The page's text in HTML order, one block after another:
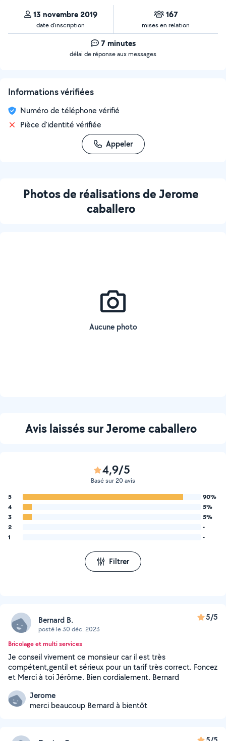
13 novembre 2019
date d’inscription
167
mises en relation
7 minutes
délai de réponse aux messages
Informations vérifiées
Numéro de téléphone vérifié
Pièce d'identité vérifiée
Appeler
Photos de réalisations de Jerome
caballero
Aucune photo
Avis laissés sur Jerome caballero
4,9/5
Basé sur 20 avis
5
90%
4
5%
3
5%
2
-
1
-
Filtrer
Bernard B.
posté le 30 déc. 2023
5/5
Bricolage et multi services
Je conseil vivement ce monsieur car il est très
compétent,gentil et sérieux pour un tarif très correct. Foncez
et Merci à toi Jérôme. Bien cordialement. Bernard
Jerome
merci beaucoup Bernard à bientôt